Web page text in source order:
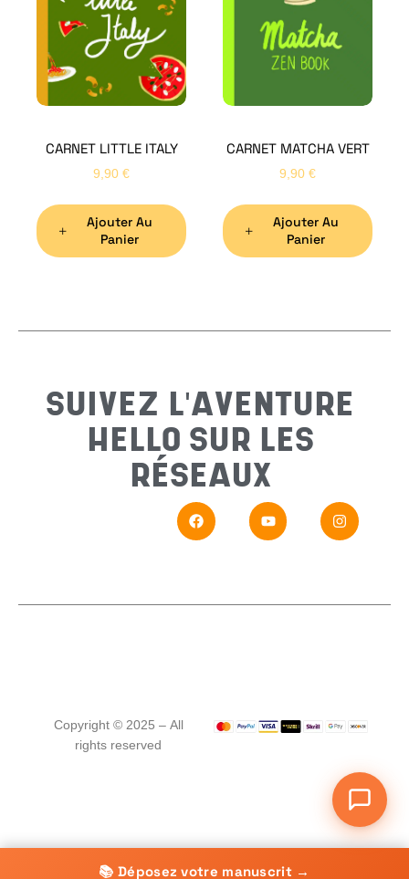
CARNET LITTLE ITALY
9,90 €
Ajouter Au
Panier
CARNET MATCHA VERT
9,90 €
Ajouter Au
Panier
SUIVEZ L'AVENTURE
HELLO SUR LES
RÉSEAUX
Copyright © 2025 – All
rights reserved
📚 Déposez votre manuscrit →